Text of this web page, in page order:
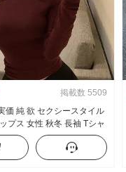
掲載数 5509
価 純 欲 セクシースタイル
プス 女性 秋冬 長袖 Tシャ
表示 ボディピース 内 かけ
シャツ